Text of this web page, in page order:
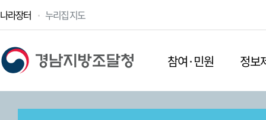
나라장터 누리집 지도
참여·민원 정보